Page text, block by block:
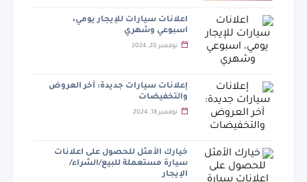
اعلانات سيارات للإيجار يومي،
اسبوعي وشهري
نوفمبر 20, 2024
إعلانات سيارات جديدة: آخر العروض
والتخفيضات
نوفمبر 18, 2024
خيارك الأمثل للحصول على اعلانات
سيارة مستعملة للبيع/الشراء/
الإيجار